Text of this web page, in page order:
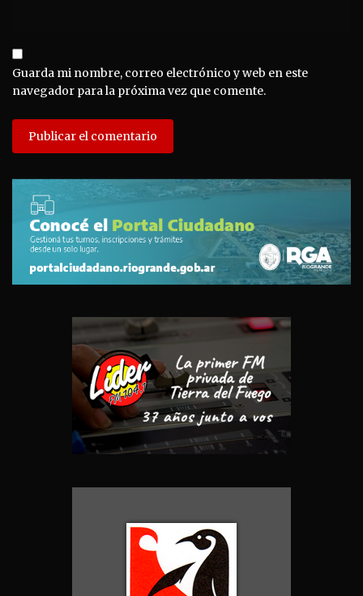
Guarda mi nombre, correo electrónico y web en este
navegador para la próxima vez que comente.